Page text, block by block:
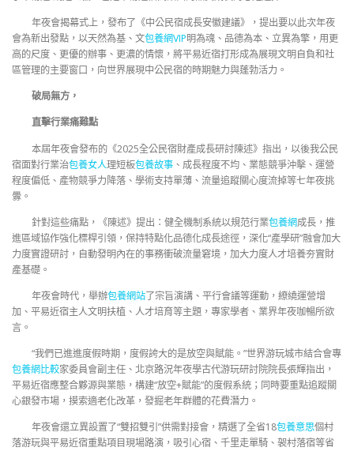
年夜會揭幕式上，發布了《中公民宿成長安徽建議》，提出要以此次年夜
會為新出發點，以天然為基、文包養網VIP明為魂、品德為本、立異為擎，用更
高的尺度、更優的辦事、更濃的情懷，將平易近宿打形成為展現文明自負和社
區管理的主要窗口，向世界展現中公民宿的時期魅力與蓬勃活力。
破局無方，
直擊行業痛難點
本屆年夜會發布的《2025全公民宿財產成長研討陳述》指出，以後我公民
宿面對行業治包養女人理短板包養故事 、成長程度不均、業態競爭沖擊、運營
程度偏低、產物競爭力降落、學術支持單薄、流量追蹤關心度流掉等七年夜挑
釁。
針對這些痛點，《陳述》提出：健全機制系統以規范行業包養網成長，推
進區域協作強化標桿引領，保持特點化品德化成長途徑，深化“產學研”融會加大
力度實證研討，自動發明內在的事務衝破流量窘境，加大力度人才培養夯實財
產基礎。
年夜會時代，舉辦包養網站了宗旨演講、平行會議等運動，繚繞運營增
加、平易近宿主人文明扶植、人才培育等主題，專家學者、業界年夜咖暢所欲
言。
“我們已進進度假時期，度假誇大的是放空與賦能。”世界游玩城市結合會專
包養網比較家委員會副主任、北京路況年夜學古代游玩研討院院長張輝指出，
平易近宿應整合夥源與業態，構建“放空+賦能”的度假系統；同時要重點追蹤關
心銀發市場，摸索適老化改革，發掘老年群體的花費潛力。
年夜會還立異設置了“雙招雙引”供需對接會，精選了全省18包養意思個村
落游玩與平易近宿重點項目現場路演，吸引心宿、千里走單騎、袈村落宿等省